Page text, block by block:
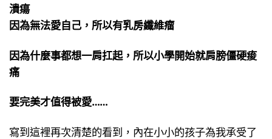
潰瘍
因為無法愛自己，所以有乳房纖維瘤
因為什麼事都想一肩扛起，所以小學開始就肩膀僵硬痠
痛
要完美才值得被愛……
寫到這裡再次清楚的看到，內在小小的孩子為我承受了